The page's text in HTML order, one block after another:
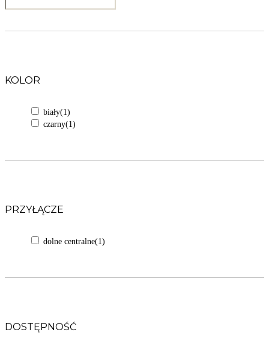
KOLOR
biały(1)
czarny(1)
PRZYŁĄCZE
dolne centralne(1)
DOSTĘPNOŚĆ